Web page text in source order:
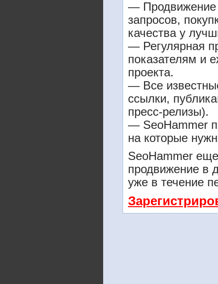
— Продвижение
запросов,
качества у
— Регулярная
показателям и
проекта.
— Все
ссылки,
пресс-релизы).
— SeoHammer
на которые
SeoHammer
продвижение в
уже в течение